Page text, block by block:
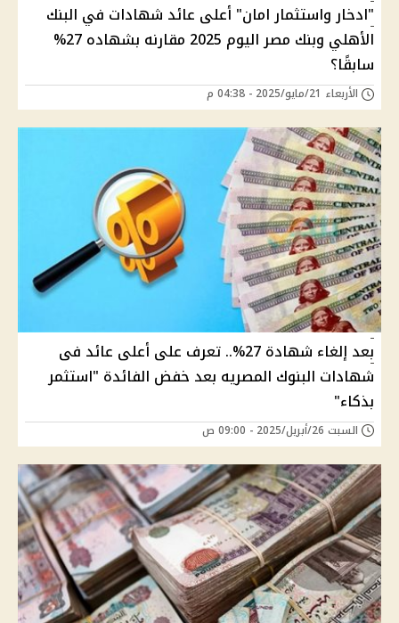
"ادخار واستثمار امان" أعلى عائد شهادات في البنك
الأهلي وبنك مصر اليوم 2025 مقارنه بشهاده 27%
سابقًا؟
الأربعاء 21/مايو/2025 - 04:38 م
بعد إلغاء شهادة 27%.. تعرف على أعلى عائد فى
شهادات البنوك المصريه بعد خفض الفائدة "استثمر
بذكاء"
السبت 26/أبريل/2025 - 09:00 ص